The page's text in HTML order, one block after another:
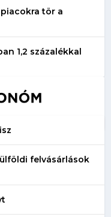
tör a
1,2 százalékkal
felvásárlások